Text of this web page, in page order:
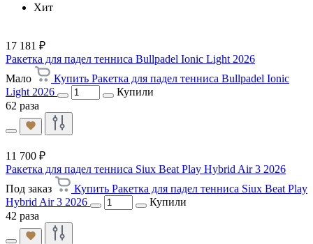
Хит
17 181 ₽
Ракетка для падел тенниса Bullpadel Ionic Light 2026
Мало
Купить Ракетка для падел тенниса Bullpadel Ionic
Light 2026
Купили
62 раза
11 700 ₽
Ракетка для падел тенниса Siux Beat Play Hybrid Air 3 2026
Под заказ
Купить Ракетка для падел тенниса Siux Beat Play
Hybrid Air 3 2026
Купили
42 раза